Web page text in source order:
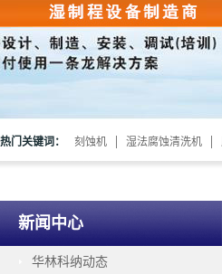
热门关键词： 刻蚀机 湿法腐蚀清洗机
新闻中心
华林科纳动态